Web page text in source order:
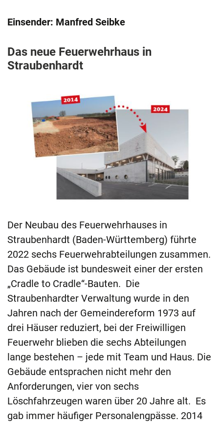
Einsender: Manfred Seibke
Das neue Feuerwehrhaus in
Straubenhardt
Der Neubau des Feuerwehrhauses in
Straubenhardt (Baden-Württemberg) führte
2022 sechs Feuerwehrabteilungen zusammen.
Das Gebäude ist bundesweit einer der ersten
„Cradle to Cradle“-Bauten. Die
Straubenhardter Verwaltung wurde in den
Jahren nach der Gemeindereform 1973 auf
drei Häuser reduziert, bei der Freiwilligen
Feuerwehr blieben die sechs Abteilungen
lange bestehen – jede mit Team und Haus. Die
Gebäude entsprachen nicht mehr den
Anforderungen, vier von sechs
Löschfahrzeugen waren über 20 Jahre alt. Es
gab immer häufiger Personalengpässe. 2014